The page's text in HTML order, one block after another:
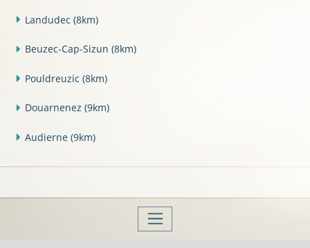
Landudec (8km)
Beuzec-Cap-Sizun (8km)
Pouldreuzic (8km)
Douarnenez (9km)
Audierne (9km)